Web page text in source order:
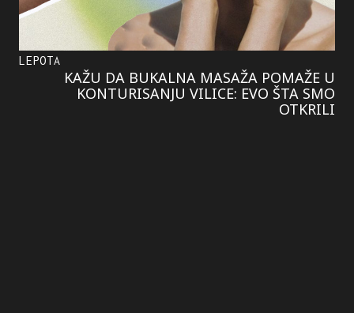
LEPOTA
KAŽU DA BUKALNA MASAŽA POMAŽE U
KONTURISANJU VILICE: EVO ŠTA SMO
OTKRILI